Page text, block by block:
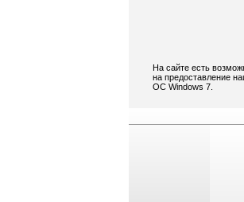
На сайте есть
на предоставление
ОС Windows 7.